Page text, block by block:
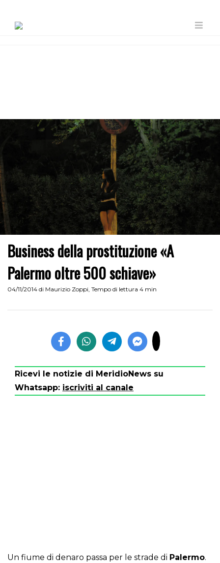
Business della prostituzione «A
Palermo oltre 500 schiave»
04/11/2014 di Maurizio Zoppi, Tempo di lettura 4 min
Ricevi le notizie di MeridioNews su
Whatsapp: iscriviti al canale
Un fiume di denaro passa per le strade di Palermo.